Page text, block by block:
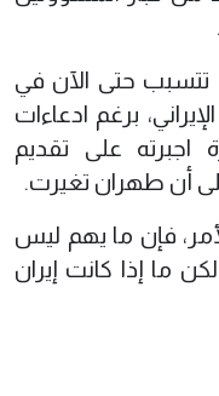
تتسبب حتى الآن في
برغم ادعاءات
اجبرته على تقديم
أن طهران تغيرت.
فإن ما يهم ليس
ما إذا كانت إيران